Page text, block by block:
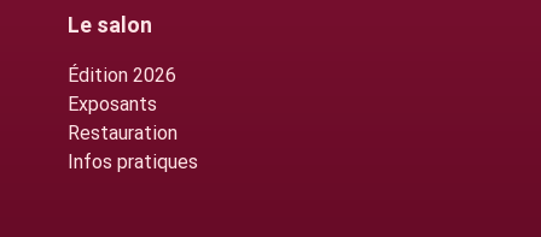
Le salon
Édition 2026
Exposants
Restauration
Infos pratiques